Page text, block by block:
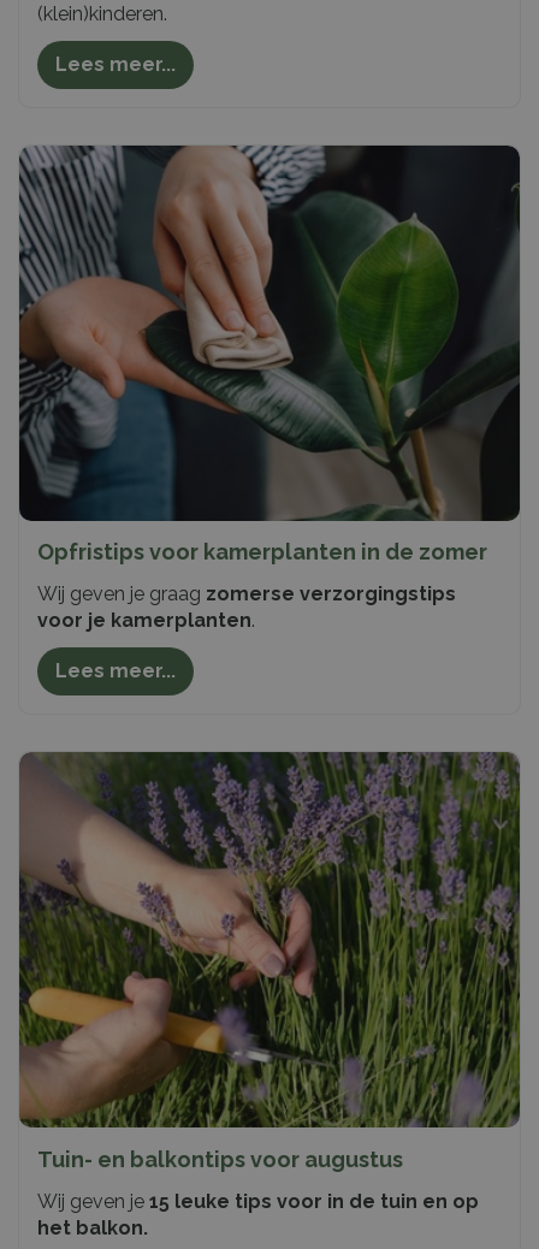
(klein)kinderen.
Lees meer...
Opfristips voor kamerplanten in de zomer
Wij geven je graag zomerse verzorgingstips
voor je kamerplanten.
Lees meer...
Tuin- en balkontips voor augustus
Wij geven je 15 leuke tips voor in de tuin en op
het balkon.